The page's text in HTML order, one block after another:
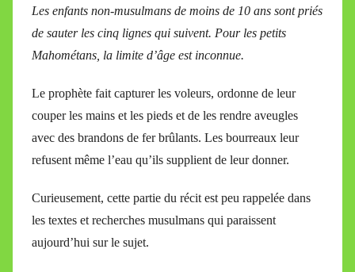
Les enfants non-musulmans de moins de 10 ans sont priés
de sauter les cinq lignes qui suivent. Pour les petits
Mahométans, la limite d’âge est inconnue.
Le prophète fait capturer les voleurs, ordonne de leur
couper les mains et les pieds et de les rendre aveugles
avec des brandons de fer brûlants. Les bourreaux leur
refusent même l’eau qu’ils supplient de leur donner.
Curieusement, cette partie du récit est peu rappelée dans
les textes et recherches musulmans qui paraissent
aujourd’hui sur le sujet.